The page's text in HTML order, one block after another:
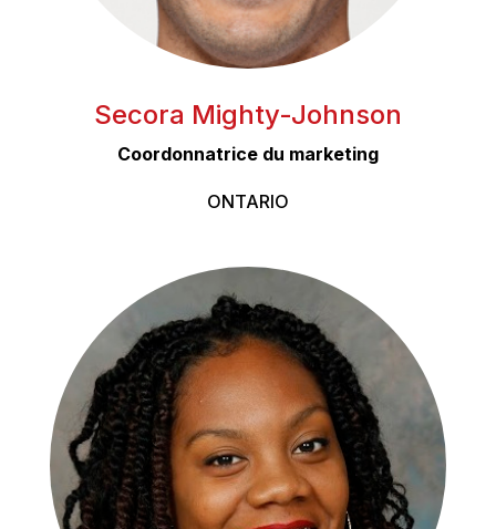
Secora Mighty-Johnson
Coordonnatrice du marketing
ONTARIO